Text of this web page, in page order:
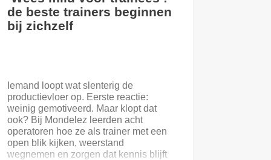
de beste trainers beginnen
bij zichzelf
Iemand loopt wat slenterig de
productievloer op. Eerste reactie:
weinig gemotiveerd. Maar klopt dat
ook? Bij Mondelez leerden acht
operatoren hoe ze als trainer met een
open blik kijken, weerstand
wegnemen en zorgen dat kennis blijft